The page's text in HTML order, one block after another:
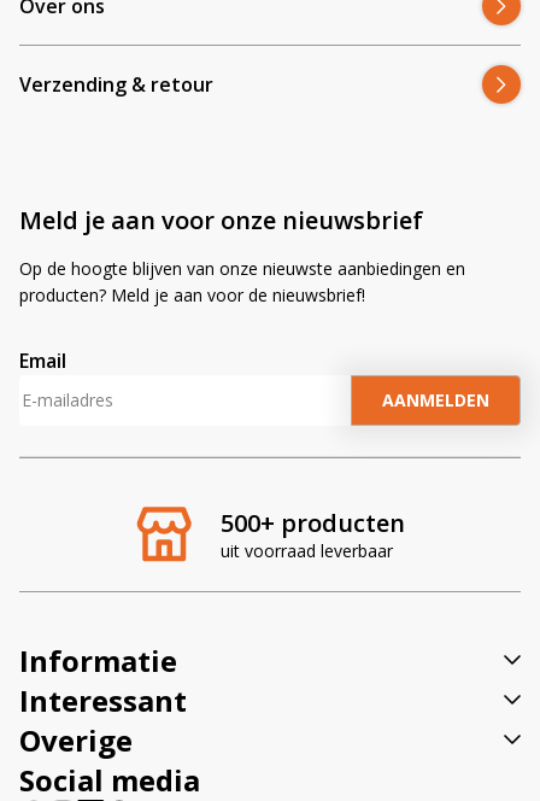
500+ producten
uit voorraad leverbaar
Over ons
Verzending & retour
Meld je aan voor onze nieuwsbrief
Op de hoogte blijven van onze nieuwste aanbiedingen en
producten? Meld je aan voor de nieuwsbrief!
Email
A
t
:
Informatie
Interessant
Overige
Social media